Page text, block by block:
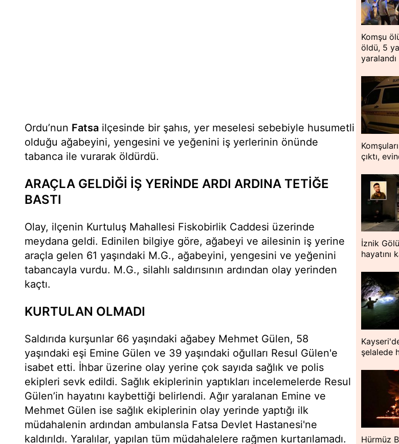
Ordu’nun Fatsa ilçesinde bir şahıs, yer meselesi sebebiyle husumetli
olduğu ağabeyini, yengesini ve yeğenini iş yerlerinin önünde
tabanca ile vurarak öldürdü.
ARAÇLA GELDİĞİ İŞ YERİNDE ARDI ARDINA TETİĞE
BASTI
Olay, ilçenin Kurtuluş Mahallesi Fiskobirlik Caddesi üzerinde
meydana geldi. Edinilen bilgiye göre, ağabeyi ve ailesinin iş yerine
araçla gelen 61 yaşındaki M.G., ağabeyini, yengesini ve yeğenini
tabancayla vurdu. M.G., silahlı saldırısının ardından olay yerinden
kaçtı.
KURTULAN OLMADI
Saldırıda kurşunlar 66 yaşındaki ağabey Mehmet Gülen, 58
yaşındaki eşi Emine Gülen ve 39 yaşındaki oğulları Resul Gülen'e
isabet etti. İhbar üzerine olay yerine çok sayıda sağlık ve polis
ekipleri sevk edildi. Sağlık ekiplerinin yaptıkları incelemelerde Resul
Gülen’in hayatını kaybettiği belirlendi. Ağır yaralanan Emine ve
Mehmet Gülen ise sağlık ekiplerinin olay yerinde yaptığı ilk
müdahalenin ardından ambulansla Fatsa Devlet Hastanesi'ne
kaldırıldı. Yaralılar, yapılan tüm müdahalelere rağmen kurtarılamadı.
Komşu
öldü, 5
yaralandı
çıktı,
İznik
hayatını
şelalede
Hürmüz